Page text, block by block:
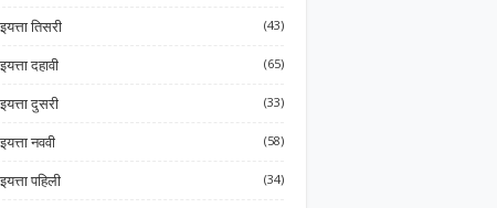
इयत्ता तिसरी (43)
इयत्ता दहावी (65)
इयत्ता दुसरी (33)
इयत्ता नववी (58)
इयत्ता पहिली (34)